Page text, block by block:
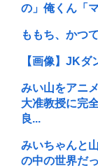
の」俺くん「
ももち、かつ
【画像】JK
みい山をアニ
大准教授に完
良...
みいちゃんと
の中の世界だ